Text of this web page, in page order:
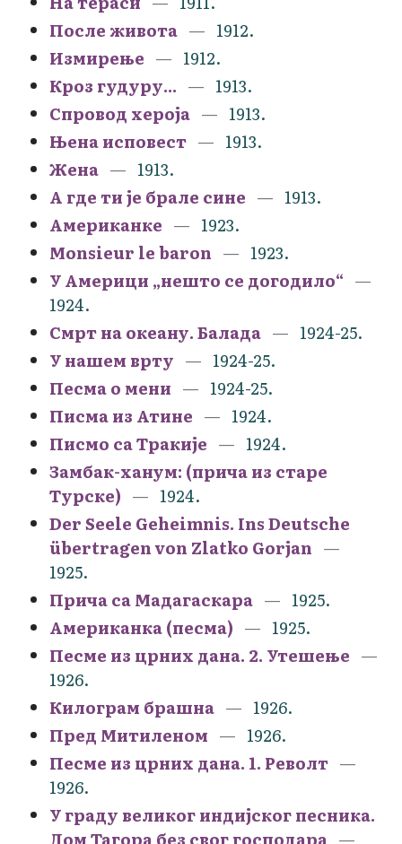
После живота
1912.
Измирење
1912.
Кроз гудуру...
1913.
Спровод хероја
1913.
Њена исповест
1913.
Жена
1913.
А где ти је брале сине
1913.
Американке
1923.
Monsieur le baron
1923.
У Америци „нешто се догодило“
1924.
Смрт на океану. Балада
1924-25.
У нашем врту
1924-25.
Песма о мени
1924-25.
Писма из Атине
1924.
Писмо са Тракије
1924.
Замбак-ханум: (прича из старе
Турске)
1924.
Der Seele Geheimnis. Ins Deutsche
übertragen von Zlatko Gorjan
1925.
Прича са Мадагаскара
1925.
Американка (песма)
1925.
Песме из црних дана. 2. Утешење
1926.
Килограм брашна
1926.
Пред Митиленом
1926.
Песме из црних дана. 1. Револт
1926.
У граду великог индијског песника.
Дом Тагора без свог господара